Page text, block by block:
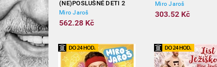
(NE)POSLUŠNÉ DETI 2
Miro Jaroš
562.28 Kč
Miro Jaroš
303.52 Kč